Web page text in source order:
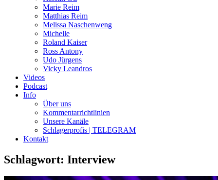
Marie Reim
Matthias Reim
Melissa Naschenweng
Michelle
Roland Kaiser
Ross Antony
Udo Jürgens
Vicky Leandros
Videos
Podcast
Info
Über uns
Kommentarrichtlinien
Unsere Kanäle
Schlagerprofis | TELEGRAM
Kontakt
Schlagwort: Interview